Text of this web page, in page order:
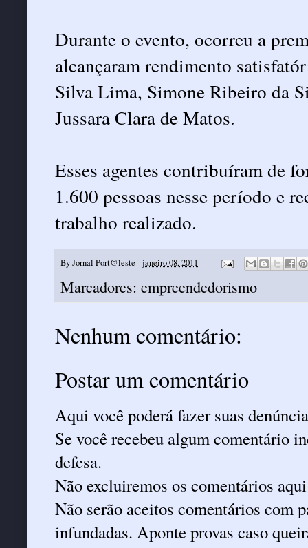
Durante o evento, ocorreu a
alcançaram rendimento
Silva Lima, Simone Ribeiro da
Jussara Clara de Matos.
Esses agentes contribuíram de
1.600 pessoas nesse período e
trabalho realizado.
ByJornal Port@leste -janeiro 08, 2011
Marcadores: empreendedorismo
Nenhum comentário:
Postar um comentário
Aqui você poderá fazer suas
Se você recebeu algum comentário
defesa.
Não excluiremos os comentários
Não serão aceitos comentários com
infundadas. Aponte provas caso